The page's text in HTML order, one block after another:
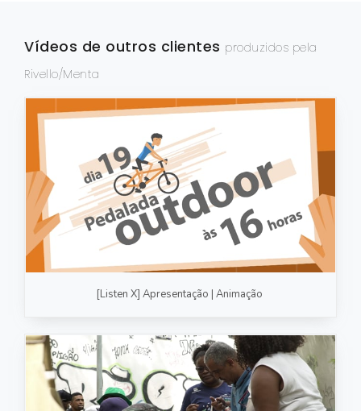
PRODUTO/SERVIÇO
PRODUTO/SERVIÇO
GASTRONOMIA
CORPORATIVO
ESTÚDIO
FOTO/VÍDEO
VÍDEOS DE GASTRONOMIA
PRODUTO/SERVIÇO
INSTITUCIONAL
Vídeos de outros clientes produzidos pela
Rivello/Menta
[Listen X] Apresentação | Animação